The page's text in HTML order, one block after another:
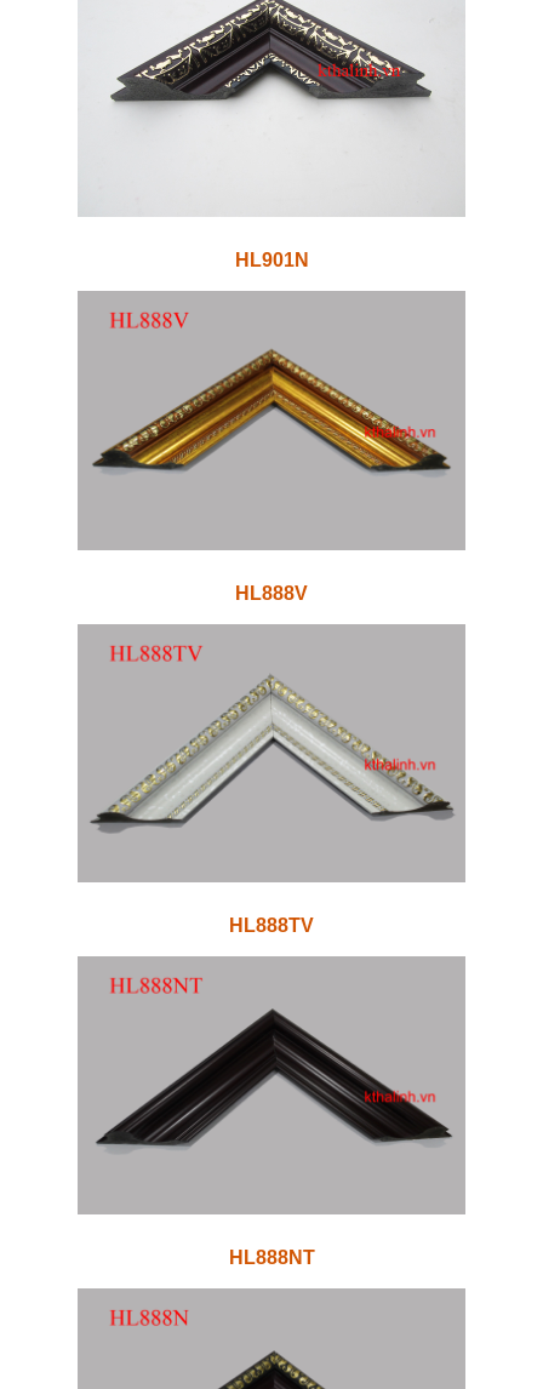
HL901N
HL888V
HL888TV
HL888NT